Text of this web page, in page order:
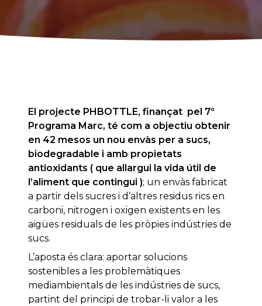
El projecte PHBOTTLE, finançat pel 7º
Programa Marc, té com a objectiu obtenir
en 42 mesos un nou envàs per a sucs,
biodegradable i amb propietats
antioxidants ( que allargui la vida útil de
l’aliment que contingui ); un envàs fabricat
a partir dels sucres i d’altres residus rics en
carboni, nitrogen i oxigen existents en les
aigües residuals de les pròpies indústries de
sucs.
L’aposta és clara: aportar solucions
sostenibles a les problemàtiques
mediambientals de les indústries de sucs,
partint del principi de trobar-li valor a les